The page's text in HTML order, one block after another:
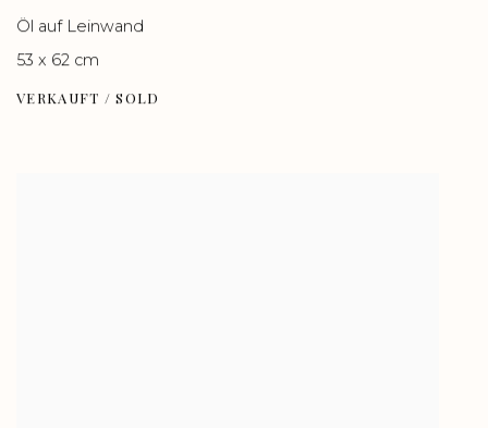
Öl auf Leinwand
53 x 62 cm
VERKAUFT / SOLD